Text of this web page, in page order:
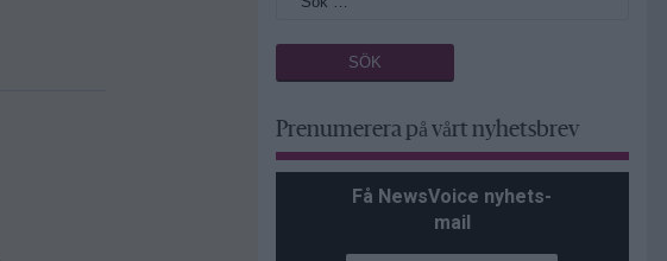
Prenumerera på vårt nyhetsbrev
Få NewsVoice nyhets-
mail